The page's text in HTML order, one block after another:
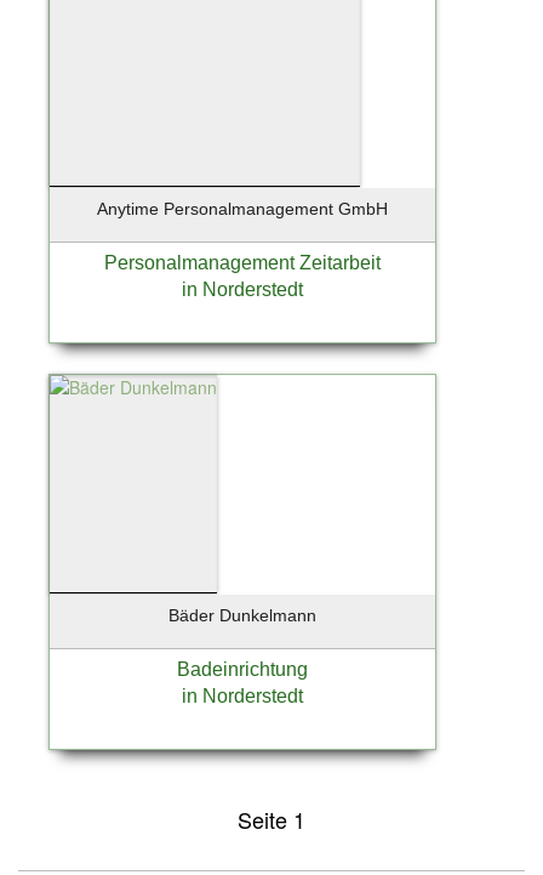
Anytime Personalmanagement GmbH
Personalmanagement Zeitarbeit
in Norderstedt
Bäder Dunkelmann
Badeinrichtung
in Norderstedt
Seite 1